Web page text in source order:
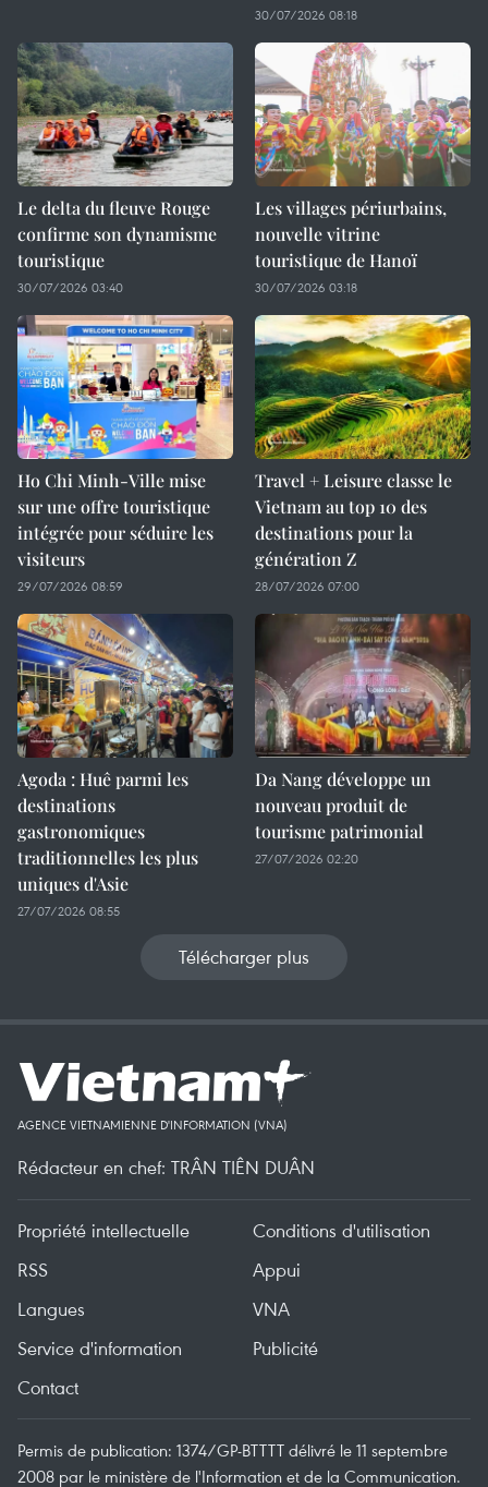
30/07/2026 08:18
Le delta du fleuve Rouge
confirme son dynamisme
touristique
30/07/2026 03:40
Les villages périurbains,
nouvelle vitrine
touristique de Hanoï
30/07/2026 03:18
Ho Chi Minh-Ville mise
sur une offre touristique
intégrée pour séduire les
visiteurs
29/07/2026 08:59
Travel + Leisure classe le
Vietnam au top 10 des
destinations pour la
génération Z
28/07/2026 07:00
Agoda : Huê parmi les
destinations
gastronomiques
traditionnelles les plus
uniques d'Asie
27/07/2026 08:55
Da Nang développe un
nouveau produit de
tourisme patrimonial
27/07/2026 02:20
Télécharger plus
AGENCE VIETNAMIENNE D'INFORMATION (VNA)
Rédacteur en chef: TRÂN TIÊN DUÂN
Propriété intellectuelle
Conditions d'utilisation
RSS
Appui
Langues
VNA
Service d'information
Publicité
Contact
Permis de publication: 1374/GP-BTTTT délivré le 11 septembre
2008 par le ministère de l'Information et de la Communication.